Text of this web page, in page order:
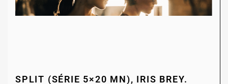
SPLIT (SÉRIE 5×20 MN), IRIS BREY.